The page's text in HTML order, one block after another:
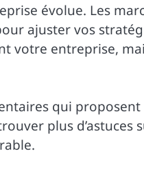
évolue. Les
ajuster vos
votre entreprise,
qui proposent
plus d’astuces